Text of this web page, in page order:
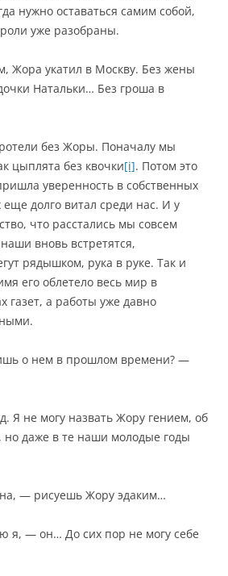
нужно оставаться самим собой,
уже разобраны.
Жора укатил в Москву. Без жены
Натальки… Без гроша в
без Жоры. Поначалу мы
цыплята без квочки[i]. Потом это
уверенность в собственных
долго витал среди нас. И у
что расстались мы совсем
вновь встретятся,
рядышком, рука в руке. Так и
его облетело весь мир в
газет, а работы уже давно
о нем в прошлом времени? —
Я не могу назвать Жору гением, об
но даже в те наши молодые годы
— рисуешь Жору эдаким…
я, — он… До сих пор не могу себе